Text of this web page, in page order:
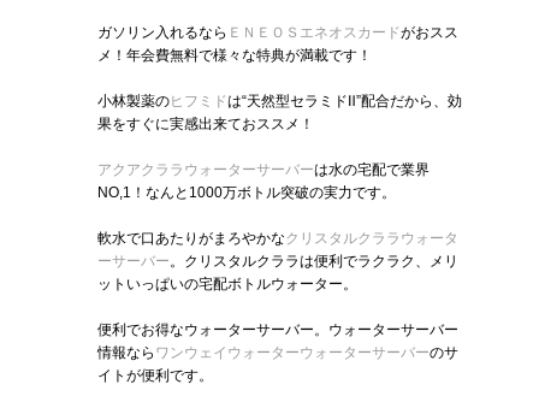
ガソリン入れるなら ＥＮＥＯＳエネオスカードがおスス
メ！年会費無料で様々な特典が満載です！
小林製薬のヒフミドは“天然型セラミドⅡ”配合だから、効
果をすぐに実感出来ておススメ！
アクアクララウォーターサーバーは水の宅配で業界
NO,1！なんと1000万ボトル突破の実力です。
軟水で口あたりがまろやかな クリスタルクララウォータ
ーサーバー。クリスタルクララは便利でラクラク、メリ
ットいっぱいの宅配ボトルウォーター。
便利でお得なウォーターサーバー。ウォーターサーバー
情報なら ワンウェイウォーターウォーターサーバーのサ
イトが便利です。